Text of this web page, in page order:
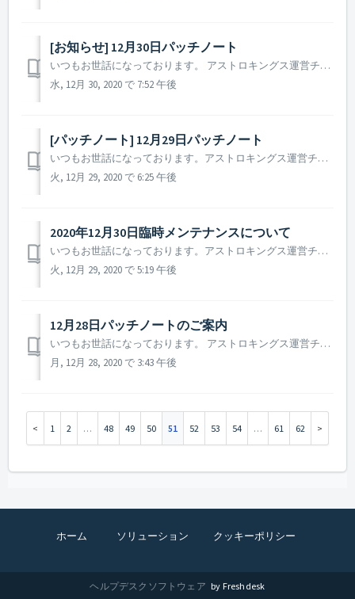
[お知らせ] 12月30日パッチノート
いつもお世話になっております。 アストロキングス運営チームです。 本日(12月30日)に行われたパッチノートについてご案内致します。 ▶ 12月30日パッチノートのご案内 - ゲーム内のイベントスケジュールが正常に表示されていない現象修正 - 一部外国語のテキスト表記が一部正常に表示...
水, 12月 30, 2020 で 7:52 午後
[パッチノート] 12月29日パッチノート
いつもお世話になっております。アストロキングス運営チームです。 本日(12月29日)実施しましたパッチノートについてご案内いたします。 ▶️ 12月29日実施のパッチノートについて - 一部の言語環境にて特定のコラボ英雄の特化スキル説明文に誤りがあった問題を修正 (「不...
火, 12月 29, 2020 で 6:25 午後
2020年12月30日臨時メンテナンスについて
いつもお世話になっております。アストロキングス運営チームです。 2020年12月30日、より安定したゲームサービスをご提供するために臨時メンテナンスの実施を予定しております。 > 2020年12月30日臨時メンテナンスについて - メンテナンス日時 : 2020年12月30日10 : 0...
火, 12月 29, 2020 で 5:19 午後
12月28日パッチノートのご案内
いつもお世話になっております。 アストロキングス運営チームです。 本日(12月28日)に実施されたパッチノートについてご案内致します。 ▶️ 12月28日パッチノートのご案内 - 「銀河の伝説と記憶される者たち」イベントのランキング報酬アイテムの数量が正常に表記されていなかった現象修正...
月, 12月 28, 2020 で 3:43 午後
1 2 … 48 49 50 51 52 53 54 … 61 62
ホーム ソリューション クッキーポリシー
ヘルプデスクソフトウェア by Freshdesk